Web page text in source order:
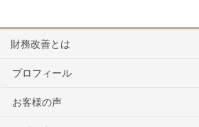
財務改善とは
プロフィール
お客様の声